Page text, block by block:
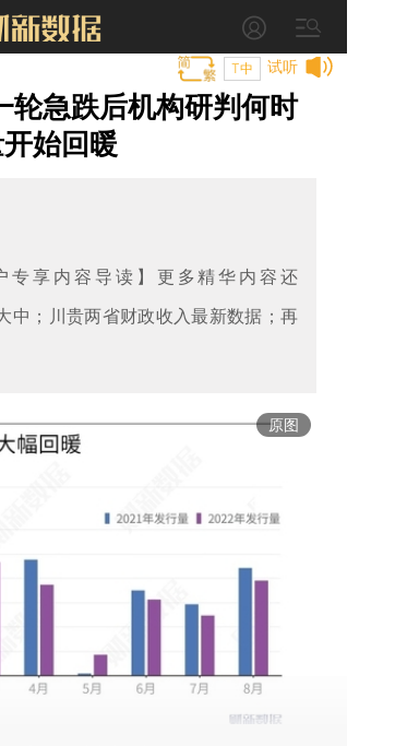
试听
T中
轮急跌后机构研判何时
始回暖
专享内容导读】更多精华内容还
中；川贵两省财政收入最新数据；再
原图